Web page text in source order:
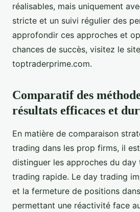
réalisables, mais uniquement
stricte et un suivi régulier des
approfondir ces approches et
chances de succès, visitez le
toptraderprime.com.
Comparatif des
résultats efficaces et
En matière de comparaison
trading dans les prop firms, il
distinguer les approches du
trading rapide. Le day trading
et la fermeture de positions
permettant une réactivité face